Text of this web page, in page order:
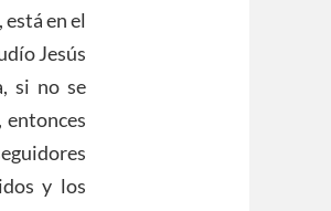
en el
Jesús
si no se
entonces
y los